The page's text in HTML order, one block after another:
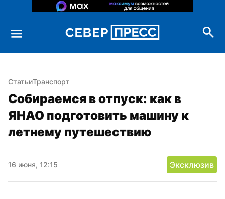
СтатьиТранспорт
Собираемся в отпуск: как в
ЯНАО подготовить машину к
летнему путешествию
16 июня, 12:15 Эксклюзив